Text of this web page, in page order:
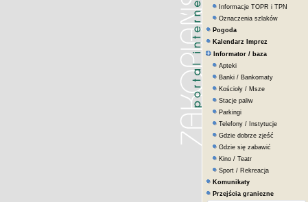
Informacje TOPR i TPN
Oznaczenia szlaków
Pogoda
Kalendarz Imprez
Informator / baza
Apteki
Banki / Bankomaty
Kościoły / Msze
Stacje paliw
Parkingi
Telefony / Instytucje
Gdzie dobrze zjeść
Gdzie się zabawić
Kino / Teatr
Sport / Rekreacja
Komunikaty
Przejścia graniczne